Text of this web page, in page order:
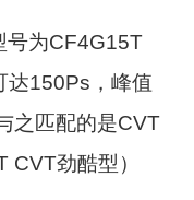
号为CF4G15T
达150Ps，峰值
之匹配的是CVT
CVT劲酷型）